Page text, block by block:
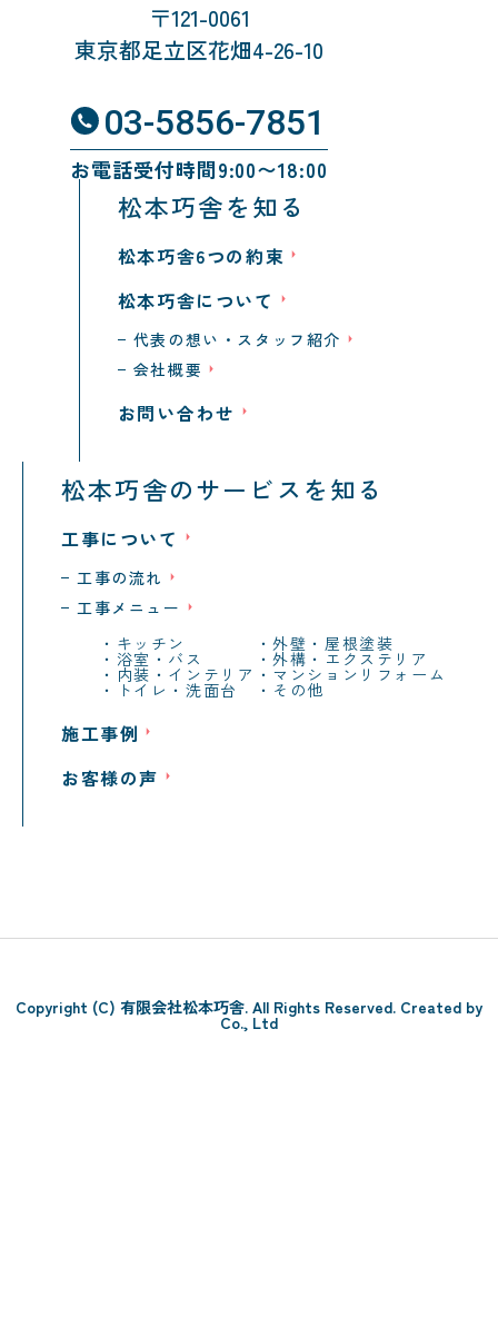
〒121-0061
東京都足立区花畑4-26-10
03-5856-7851
お電話受付時間9:00〜18:00
松本巧舎を知る
松本巧舎6つの約束
松本巧舎について
代表の想い・スタッフ紹介
会社概要
お問い合わせ
松本巧舎のサービスを知る
工事について
工事の流れ
工事メニュー
キッチン
外壁・屋根塗装
浴室・バス 外構・エクステリア
内装・インテリア マンションリフォーム
トイレ・洗面台 その他
施工事例
お客様の声
Copyright (C) 有限会社松本巧舎. All Rights Reserved. Created by
Co., Ltd